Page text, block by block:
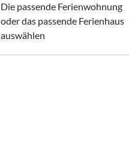
Die passende Ferienwohnung
oder das passende Ferienhaus
auswählen